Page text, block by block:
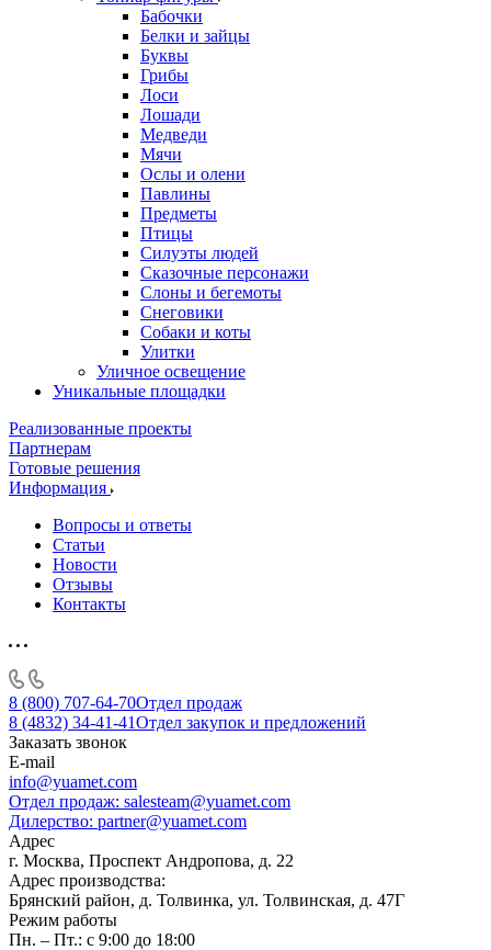
Бабочки
Белки и зайцы
Буквы
Грибы
Лоси
Лошади
Медведи
Мячи
Ослы и олени
Павлины
Предметы
Птицы
Силуэты людей
Сказочные персонажи
Слоны и бегемоты
Снеговики
Собаки и коты
Улитки
Уличное освещение
Уникальные площадки
Реализованные проекты
Партнерам
Готовые решения
Информация
Вопросы и ответы
Статьи
Новости
Отзывы
Контакты
8 (800) 707-64-70Отдел продаж
8 (4832) 34-41-41Отдел закупок и предложений
Заказать звонок
E-mail
info@yuamet.com
Отдел продаж: salesteam@yuamet.com
Дилерство: partner@yuamet.com
Адрес
г. Москва, Проспект Андропова, д. 22
Адрес производства:
Брянский район, д. Толвинка, ул. Толвинская, д. 47Г
Режим работы
Пн. – Пт.: с 9:00 до 18:00